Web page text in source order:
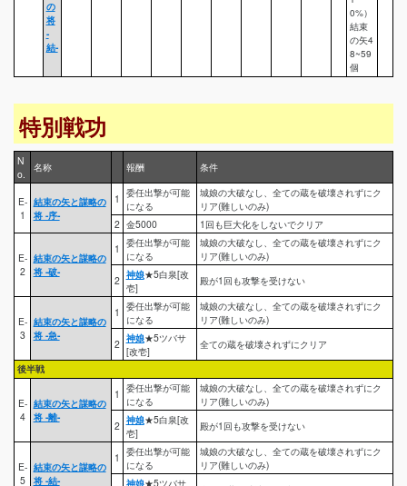
の
将
-
結-
0%）
結束
の矢4
8~59
個
特別戦功
N
o.
名称 報酬 条件
E-
1
結束の矢と謀略の
将 -序-
1 委任出撃が可能
になる
城娘の大破なし、全ての蔵を破壊されずにク
リア(難しいのみ)
2 金5000 1回も巨大化をしないでクリア
E-
2
結束の矢と謀略の
将 -破-
1 委任出撃が可能
になる
城娘の大破なし、全ての蔵を破壊されずにク
リア(難しいのみ)
2 神娘★5白泉[改
壱]
殿が1回も攻撃を受けない
E-
3
結束の矢と謀略の
将 -急-
1 委任出撃が可能
になる
城娘の大破なし、全ての蔵を破壊されずにク
リア(難しいのみ)
2 神娘★5ツバサ
[改壱]
全ての蔵を破壊されずにクリア
後半戦
E-
4
結束の矢と謀略の
将 -離-
1 委任出撃が可能
になる
城娘の大破なし、全ての蔵を破壊されずにク
リア(難しいのみ)
2 神娘★5白泉[改
壱]
殿が1回も攻撃を受けない
E-
5
結束の矢と謀略の
将 -結-
1 委任出撃が可能
になる
城娘の大破なし、全ての蔵を破壊されずにク
リア(難しいのみ)
神娘★5ツバサ